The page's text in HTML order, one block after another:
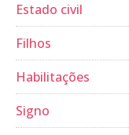
Estado civil
Filhos
Habilitações
Signo